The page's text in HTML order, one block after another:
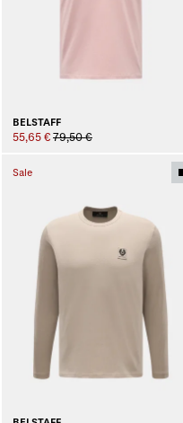
BELSTAFF
55,65 € 79,50 €
Sale